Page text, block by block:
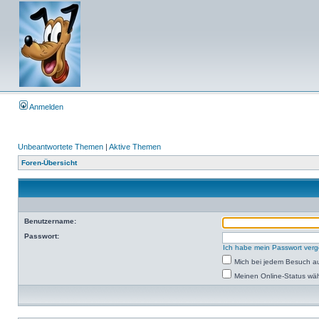
Anmelden
Unbeantwortete Themen | Aktive Themen
Foren-Übersicht
Benutzername:
Passwort:
Ich habe mein Passwort
Mich bei jedem Besuch
Meinen Online-Status